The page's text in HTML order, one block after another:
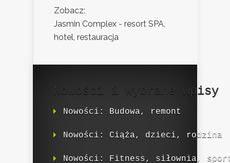
Zobacz:
Jasmin Complex - resort SPA,
hotel, restauracja
Nowości i wybrane wpisy
Nowości: Budowa, remont
Nowości: Ciąża, dzieci, rodzina
Nowości: Fitness, siłownia,